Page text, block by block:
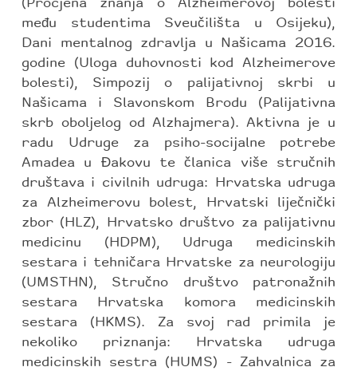
među studentima Sveučilišta u Osijeku),
Dani mentalnog zdravlja u Našicama 2016.
godine (Uloga duhovnosti kod Alzheimerove
bolesti), Simpozij o palijativnoj skrbi u
Našicama i Slavonskom Brodu (Palijativna
skrb oboljelog od Alzhajmera). Aktivna je u
radu Udruge za psiho-socijalne potrebe
Amadea u Đakovu te članica više stručnih
društava i civilnih udruga: Hrvatska udruga
za Alzheimerovu bolest, Hrvatski liječnički
zbor (HLZ), Hrvatsko društvo za palijativnu
medicinu (HDPM), Udruga medicinskih
sestara i tehničara Hrvatske za neurologiju
(UMSTHN), Stručno društvo patronažnih
sestara Hrvatska komora medicinskih
sestara (HKMS). Za svoj rad primila je
nekoliko priznanja: Hrvatska udruga
medicinskih sestra (HUMS) - Zahvalnica za